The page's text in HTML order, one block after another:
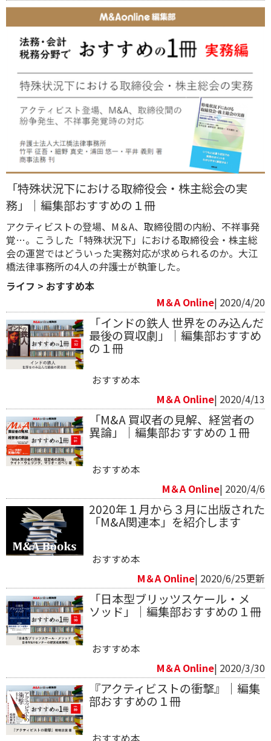
「特殊状況下における取締役会・株主総会の実
務」｜編集部おすすめの１冊
アクティビストの登場、M＆A、取締役間の内紛、不祥事発
覚…。こうした「特殊状況下」における取締役会・株主総
会の運営ではどういった実務対応が求められるのか。大江
橋法律事務所の4人の弁護士が執筆した。
ライフ > おすすめ本
M＆A Online| 2020/4/20
「インドの鉄人 世界をのみ込んだ
最後の買収劇」｜編集部おすすめ
の１冊
おすすめ本
M＆A Online| 2020/4/13
「M&A 買収者の見解、経営者の
異論」｜編集部おすすめの１冊
おすすめ本
M＆A Online| 2020/4/6
2020年１月から３月に出版された
「M&A関連本」を紹介します
おすすめ本
M＆A Online| 2020/6/25更新
「日本型ブリッツスケール・メ
ソッド」｜編集部おすすめの１冊
おすすめ本
M＆A Online| 2020/3/30
『アクティビストの衝撃』｜編集
部おすすめの１冊
おすすめ本